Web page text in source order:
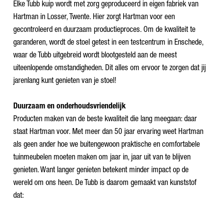
Elke Tubb kuip wordt met zorg geproduceerd in eigen fabriek van
Hartman in Losser, Twente. Hier zorgt Hartman voor een
gecontroleerd en duurzaam productieproces. Om de kwaliteit te
garanderen, wordt de stoel getest in een testcentrum in Enschede,
waar de Tubb uitgebreid wordt blootgesteld aan de meest
uiteenlopende omstandigheden. Dit alles om ervoor te zorgen dat jij
jarenlang kunt genieten van je stoel!
Duurzaam en onderhoudsvriendelijk
Producten maken van de beste kwaliteit die lang meegaan: daar
staat Hartman voor. Met meer dan 50 jaar ervaring weet Hartman
als geen ander hoe we buitengewoon praktische en comfortabele
tuinmeubelen moeten maken om jaar in, jaar uit van te blijven
genieten. Want langer genieten betekent minder impact op de
wereld om ons heen. De Tubb is daarom gemaakt van kunststof
dat: